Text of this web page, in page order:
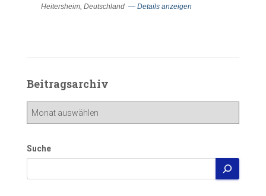
Heitersheim, Deutschland — Details anzeigen
Beitragsarchiv
Beitragsarchiv
Suche